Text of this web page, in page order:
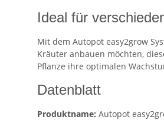
Ideal für
Mit dem Autopot easy2grow
Kräuter anbauen möchten,
Pflanze ihre optimalen
Datenblatt
Produktname: Autopot